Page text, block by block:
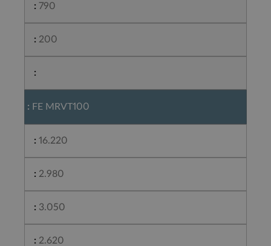
790
200
FE MRVT100
16.220
2.980
3.050
2.620